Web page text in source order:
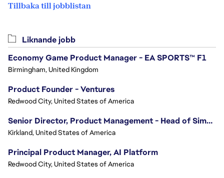
Tillbaka till jobblistan
Liknande jobb
Economy Game Product Manager - EA SPORTS™ F1
Birmingham, United Kingdom
Product Founder - Ventures
Redwood City, United States of America
Senior Director, Product Management - Head of Sims Marketplace
Kirkland, United States of America
Principal Product Manager, AI Platform
Redwood City, United States of America